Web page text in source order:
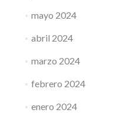
mayo 2024
abril 2024
marzo 2024
febrero 2024
enero 2024